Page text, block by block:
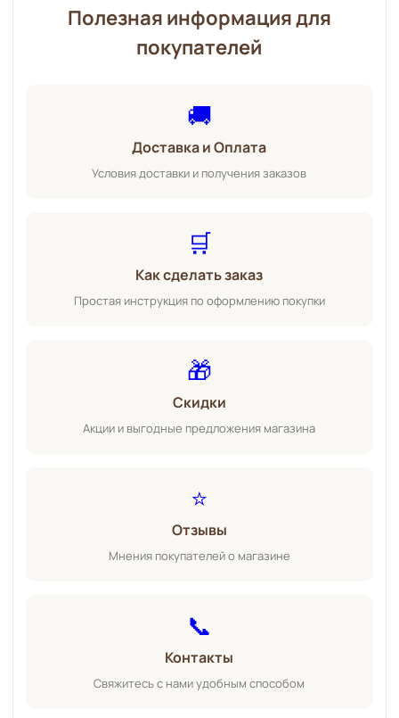
Полезная информация для
покупателей
🚚
Доставка и Оплата
Условия доставки и получения заказов
🛒
Как сделать заказ
Простая инструкция по оформлению покупки
🎁
Скидки
Акции и выгодные предложения магазина
⭐
Отзывы
Мнения покупателей о магазине
📞
Контакты
Свяжитесь с нами удобным способом